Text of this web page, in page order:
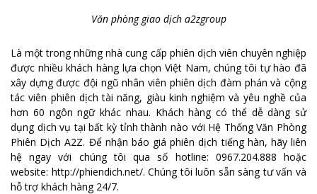
Văn phòng giao dịch a2zgroup
Là một trong những nhà cung cấp phiên dịch viên chuyên nghiệp
được nhiều khách hàng lựa chọn Việt Nam, chúng tôi tự hào đã
xây dựng được đội ngũ nhân viên phiên dịch đàm phán và cộng
tác viên phiên dịch tài năng, giàu kinh nghiệm và yêu nghề của
hơn 60 ngôn ngữ khác nhau. Khách hàng có thể dễ dàng sử
dụng dịch vụ tại bất kỳ tỉnh thành nào với Hệ Thống Văn Phòng
Phiên Dịch A2Z. Để nhận báo giá phiên dịch tiếng hàn, hãy liên
hệ ngay với chúng tôi qua số hotline: 0967.204.888 hoặc
website: http://phiendich.net/. Chúng tôi luôn sẵn sàng tư vấn và
hỗ trợ khách hàng 24/7.